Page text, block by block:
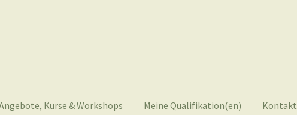
Kurse & Workshops Meine Qualifikation(en) Kontakt